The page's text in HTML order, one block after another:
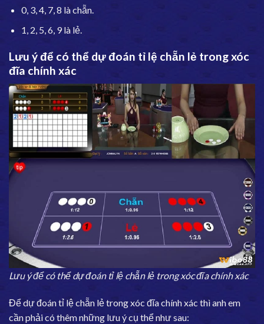
0, 3, 4, 7, 8 là chẵn.
1, 2, 5, 6, 9 là lẻ.
Lưu ý để có thể dự đoán tỉ lệ chẵn lẻ trong xóc
đĩa chính xác
Lưu ý để có thể dự đoán tỉ lệ chẵn lẻ trong xóc đĩa chính xác
Để dự đoán tỉ lệ chẵn lẻ trong xóc đĩa chính xác thì anh em
cần phải có thêm những lưu ý cụ thể như sau: